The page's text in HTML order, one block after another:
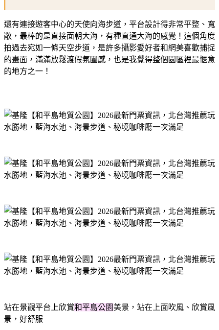
還有連接遊客中心的天使向海步道，平台設計得非常平整、寬
敞，最棒的是直接面朝大海，有種直通大海的感覺！這個角度
拍過去宛如一條天空步道，是許多攝影愛好者和網美喜歡捕捉
的畫面，滿滿放鬆渡假氛圍感，也是我覺得整個園區裡最愜意
的地方之一！
站在景觀平台上欣賞和平島公園美景，站在上面吹風、欣賞風
景，好舒服